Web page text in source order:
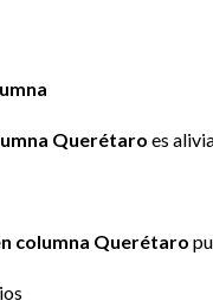
Querétaro es
columna Querétaro